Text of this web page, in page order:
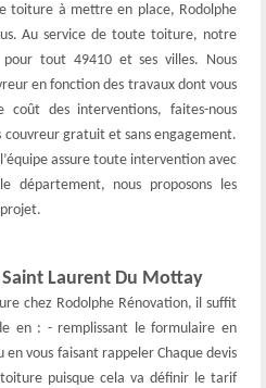
toiture à mettre en place, Rodolphe
Au service de toute toiture, notre
pour tout 49410 et ses villes. Nous
en fonction des travaux dont vous
coût des interventions, faites-nous
gratuit et sans engagement.
assure toute intervention avec
département, nous proposons les
Laurent Du Mottay
chez Rodolphe Rénovation, il suffit
en : - remplissant le formulaire en
en vous faisant rappeler Chaque devis
puisque cela va définir le tarif